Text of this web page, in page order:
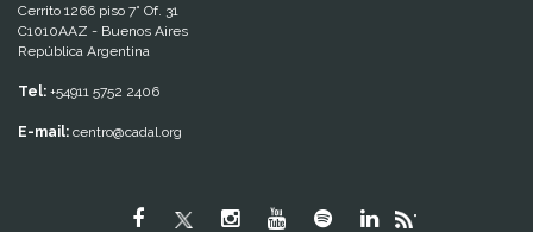
Cerrito 1266 piso 7° Of. 31
C1010AAZ - Buenos Aires
República Argentina
Tel: +54911 5752 2406
E-mail: centro@cadal.org
"